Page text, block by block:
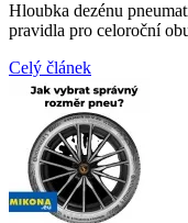
Hloubka dezénu
pravidla pro celoroční
Celý článek